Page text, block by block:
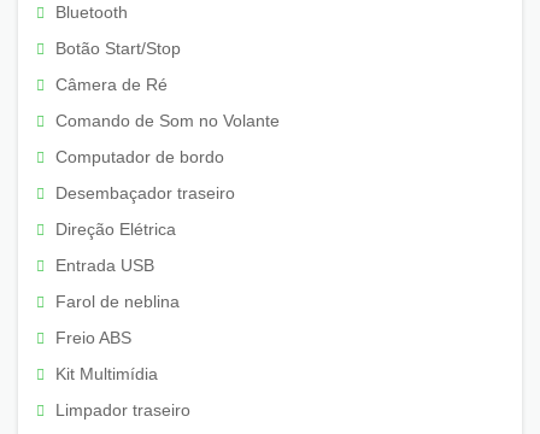
Bluetooth
Botão Start/Stop
Câmera de Ré
Comando de Som no Volante
Computador de bordo
Desembaçador traseiro
Direção Elétrica
Entrada USB
Farol de neblina
Freio ABS
Kit Multimídia
Limpador traseiro